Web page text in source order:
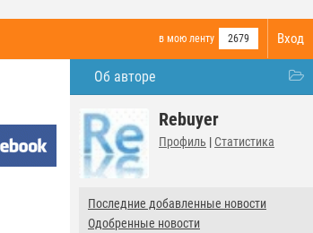
Вход
в мою ленту 2679
Об авторе
Rebuyer
Профиль | Статистика
Последние добавленные новости
Одобренные новости